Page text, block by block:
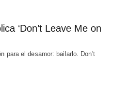
‘Don’t Leave Me on
para el desamor: bailarlo. Don't